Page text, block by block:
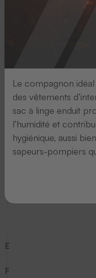
7
C
E
F
Le compagnon
des vêtements
sac à linge enduit
l’humidité et
hygiénique, aussi
sapeurs-pompiers